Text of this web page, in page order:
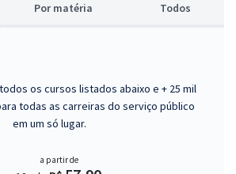
Por matéria Todos
os cursos listados abaixo e + 25 mil
todas as carreiras do serviço público
em um só lugar.
a partir de